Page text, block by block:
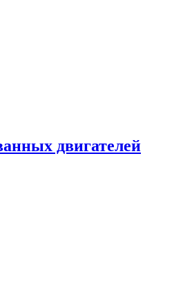
двигателей